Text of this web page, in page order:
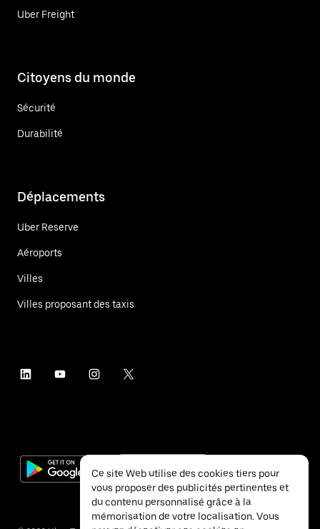
Uber Freight
Citoyens du monde
Sécurité
Durabilité
Déplacements
Uber Reserve
Aéroports
Villes
Villes proposant des taxis
Ce site Web utilise des cookies tiers pour
vous proposer des publicités pertinentes et
du contenu personnalisé grâce à la
mémorisation de votre localisation. Vous